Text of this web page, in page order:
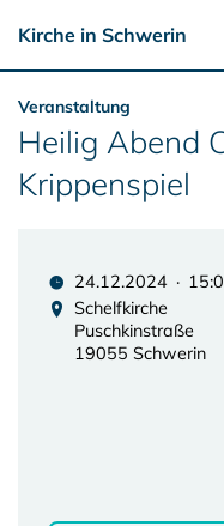
Kirche in Schwerin
Veranstaltung
Heilig Abend
Krippenspiel
24.12.2024 ·
Schelfkirche
Puschkinstraße
19055 Schwerin